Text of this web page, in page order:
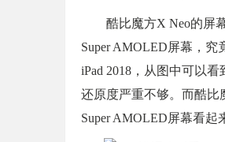
酷比魔方X Neo的屏
Super AMOLED屏幕，
iPad 2018，从图中可以
还原度严重不够。而酷比
Super AMOLED屏幕看起